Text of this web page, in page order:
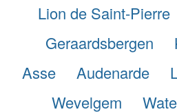
Lion de Saint-Pierre
Geraardsbergen
Asse
Audenarde
Wevelgem